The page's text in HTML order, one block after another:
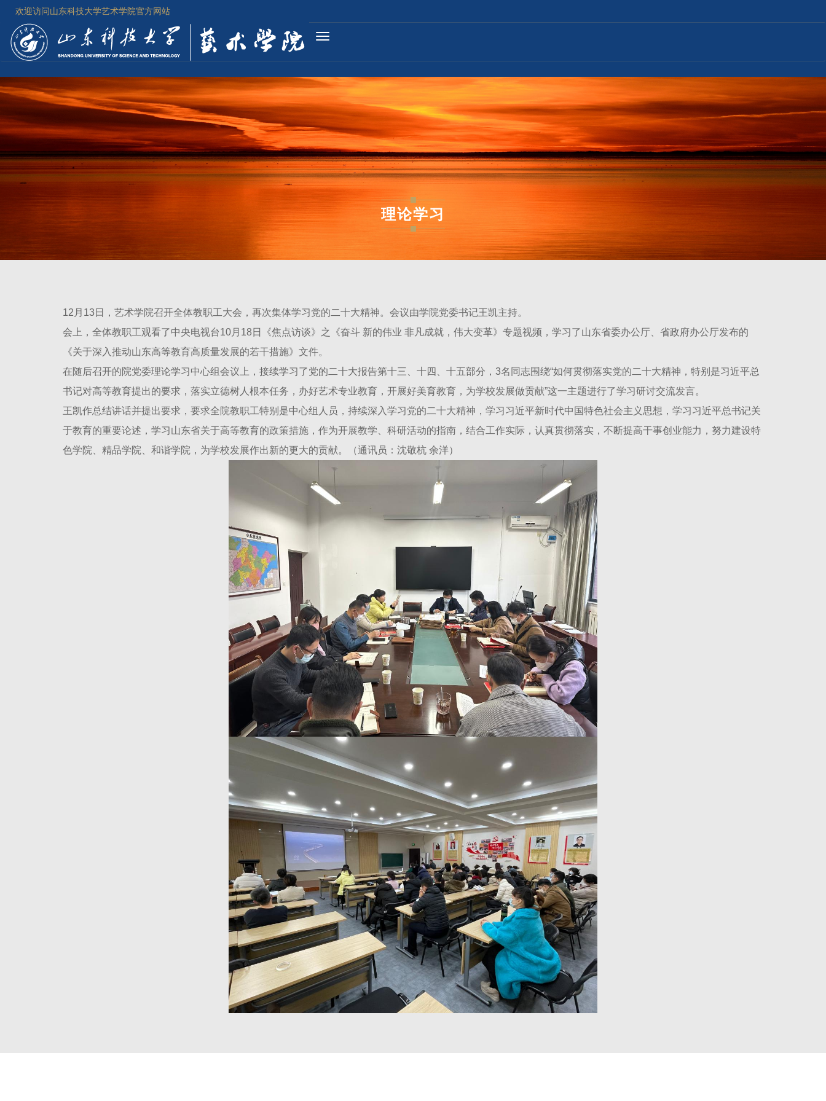
欢迎访问山东科技大学艺术学院官方网站
Toggle
navigation
理论学习
12月13日，艺术学院召开全体教职工大会，再次集体学习党的二十大精神。会议由学院党委书记王凯主持。
会上，全体教职工观看了中央电视台10月18日《焦点访谈》之《奋斗 新的伟业 非凡成就，伟大变革》专题视频，学习了山东省委办公厅、省政府办公厅发布的
《关于深入推动山东高等教育高质量发展的若干措施》文件。
在随后召开的院党委理论学习中心组会议上，接续学习了党的二十大报告第十三、十四、十五部分，3名同志围绕“如何贯彻落实党的二十大精神，特别是习近平总
书记对高等教育提出的要求，落实立德树人根本任务，办好艺术专业教育，开展好美育教育，为学校发展做贡献”这一主题进行了学习研讨交流发言。
王凯作总结讲话并提出要求，要求全院教职工特别是中心组人员，持续深入学习党的二十大精神，学习习近平新时代中国特色社会主义思想，学习习近平总书记关
于教育的重要论述，学习山东省关于高等教育的政策措施，作为开展教学、科研活动的指南，结合工作实际，认真贯彻落实，不断提高干事创业能力，努力建设特
色学院、精品学院、和谐学院，为学校发展作出新的更大的贡献。（通讯员：沈敬杭 余洋）